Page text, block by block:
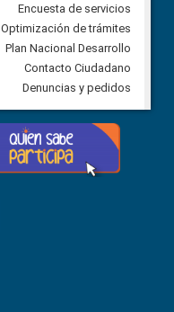
CPCCS convoca a Veeduría
Ciudadana para vigilar el
5 agosto, 2026
Next
Encuesta de servicios
Optimización de trámites
Plan Nacional Desarrollo
Contacto Ciudadano
Denuncias y pedidos